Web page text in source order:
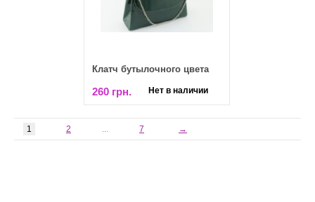
Клатч бутылочного цвета
260 грн. Нет в наличии
1 2 ... 7 →